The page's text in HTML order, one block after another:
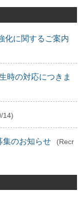
化に関するご案内
時の対応につきま
14)
集のお知らせ
(Recr